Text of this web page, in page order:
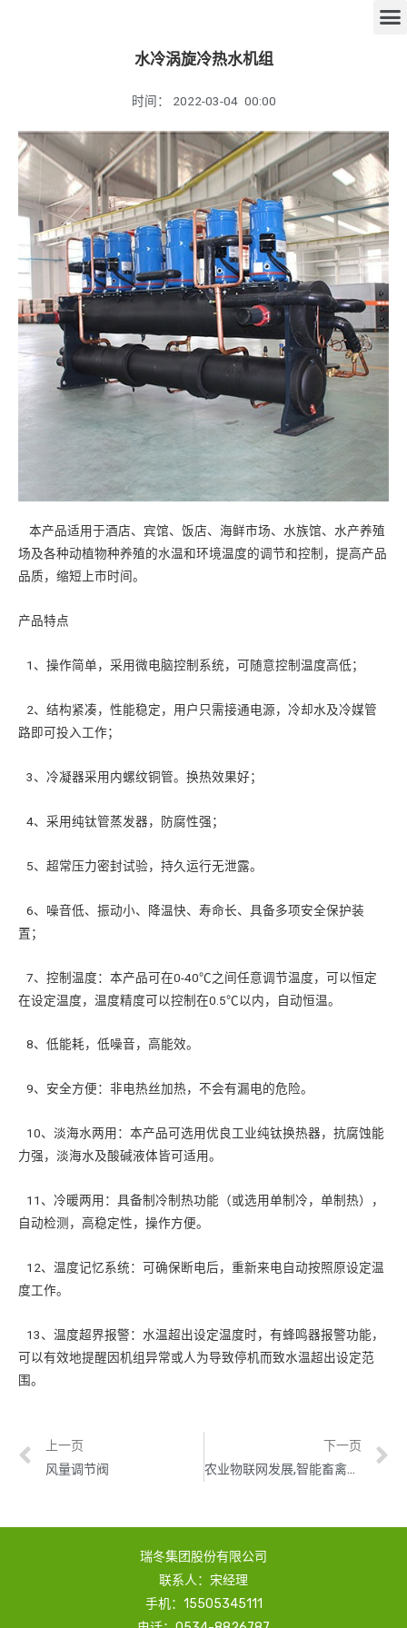
水冷涡旋冷热水机组
时间： 2022-03-04 00:00
本产品适用于酒店、宾馆、饭店、海鲜市场、水族馆、水产养殖
场及各种动植物种养殖的水温和环境温度的调节和控制，提高产品
品质，缩短上市时间。
产品特点
1、操作简单，采用微电脑控制系统，可随意控制温度高低；
2、结构紧凑，性能稳定，用户只需接通电源，冷却水及冷媒管
路即可投入工作；
3、冷凝器采用内螺纹铜管。换热效果好；
4、采用纯钛管蒸发器，防腐性强；
5、超常压力密封试验，持久运行无泄露。
6、噪音低、振动小、降温快、寿命长、具备多项安全保护装
置；
7、控制温度：本产品可在0-40℃之间任意调节温度，可以恒定
在设定温度，温度精度可以控制在0.5℃以内，自动恒温。
8、低能耗，低噪音，高能效。
9、安全方便：非电热丝加热，不会有漏电的危险。
10、淡海水两用：本产品可选用优良工业纯钛换热器，抗腐蚀能
力强，淡海水及酸碱液体皆可适用。
11、冷暖两用：具备制冷制热功能（或选用单制冷，单制热），
自动检测，高稳定性，操作方便。
12、温度记忆系统：可确保断电后，重新来电自动按照原设定温
度工作。
13、温度超界报警：水温超出设定温度时，有蜂鸣器报警功能，
可以有效地提醒因机组异常或人为导致停机而致水温超出设定范
围。
上一页
风量调节阀
下一页
瑞冬集团股份有限公司
联系人：宋经理
手机：15505345111